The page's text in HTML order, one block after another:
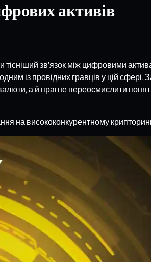
активів
тісніший зв’язок між цифровими
із провідних гравців у цій сфері.
а й прагне переосмислити
на висококонкурентному